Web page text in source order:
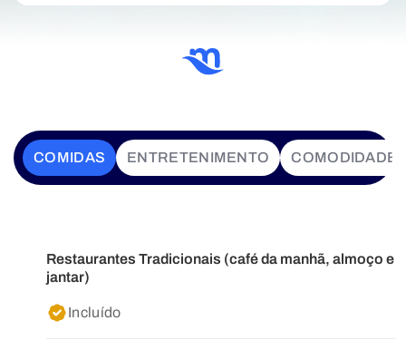
COMIDAS ENTRETENIMENTO
Restaurantes Tradicionais (café da manhã, almoço e
jantar)
Incluído